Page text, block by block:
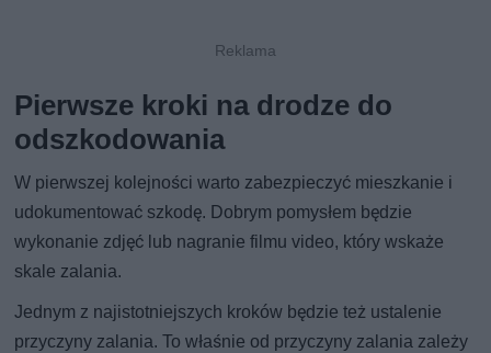
Pierwsze kroki na drodze do
odszkodowania
W pierwszej kolejności warto zabezpieczyć mieszkanie i
udokumentować szkodę. Dobrym pomysłem będzie
wykonanie zdjęć lub nagranie filmu video, który wskaże
skale zalania.
Jednym z najistotniejszych kroków będzie też ustalenie
przyczyny zalania. To właśnie od przyczyny zalania zależy